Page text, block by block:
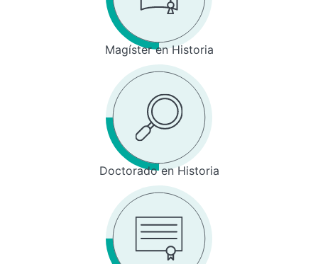
Magíster en Historia
Doctorado en Historia